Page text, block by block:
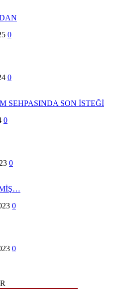
0
0
SEHPASINDA SON İSTEĞİ
0
0
0
0